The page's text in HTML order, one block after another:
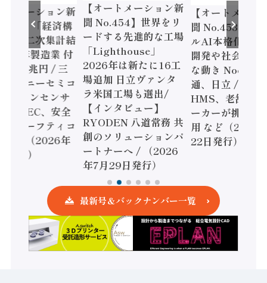
トメーション新
】「経済構
調査二次集計結
年製造業 付
額86兆円 / 三
とソニーセミコ
ジョンセンサ
/ IDEC、安全
すセーフティコ
ーラ（2026年
発行）
【オートメーション新
聞 No.454】世界をリ
ードする先進的な工場
「Lighthouse」
2026年は新たに16工
場追加 日立ヴァンタ
ラ米国工場も選出/
【インタビュー】
RYODEN 八道常務 共
創のソリューションパ
ートナーへ / （2026
年7月29日発行）
【オートメーシ
聞 No.453】フ
ルAI本格化へ
開発や社会実装
な動き Noetra
通、日立 / 兵神
HMS、老舗ポ
ーカーが挑むデ
用 など（2026
22日発行）
最新号＆バックナンバー一覧